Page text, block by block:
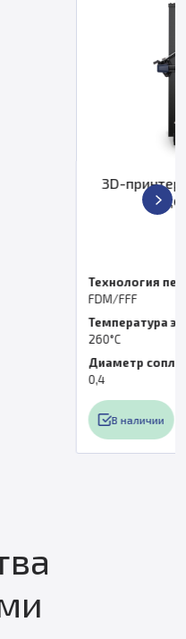
Anycubic Kobra 2 Max
экструдера, °C